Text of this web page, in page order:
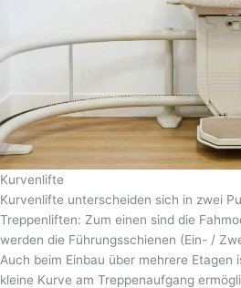
Kurvenlifte
Kurvenlifte unterscheiden sich in zwei
Treppenliften: Zum einen sind die
werden die Führungsschienen (Ein- /
Auch beim Einbau über mehrere Etagen
kleine Kurve am Treppenaufgang